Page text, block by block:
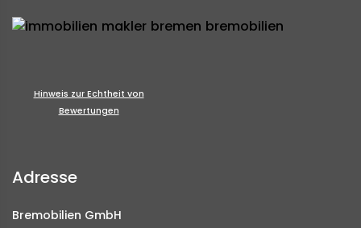
Hinweis zur Echtheit von
Bewertungen
Adresse
Bremobilien GmbH